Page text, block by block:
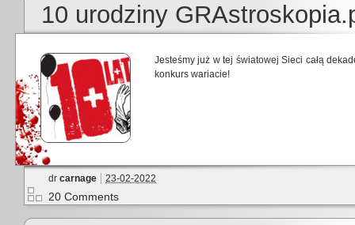
10 urodziny
Jesteśmy już w tej światowej Sieci całą
konkurs wariacie!
dr carnage 23-02-2022
20 Comments